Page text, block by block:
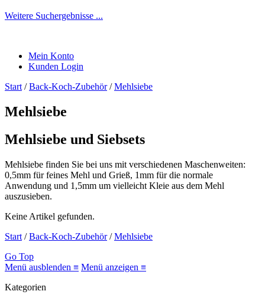
Weitere Suchergebnisse ...
Mein Konto
Kunden Login
Start /Back-Koch-Zubehör/Mehlsiebe
Mehlsiebe
Mehlsiebe und Siebsets
Mehlsiebe finden Sie bei uns mit verschiedenen Maschenweiten:
0,5mm für feines Mehl und Grieß, 1mm für die normale
Anwendung und 1,5mm um vielleicht Kleie aus dem Mehl
auszusieben.
Keine Artikel gefunden.
Start /Back-Koch-Zubehör/Mehlsiebe
Go Top
Menü ausblenden ≡ Menü anzeigen ≡
Kategorien